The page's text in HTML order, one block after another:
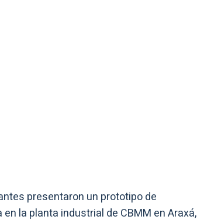
presentaron un prototipo de
la planta industrial de CBMM en Araxá,